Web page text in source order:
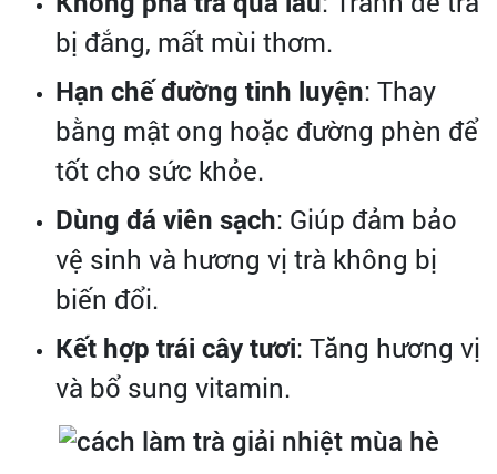
bị đắng, mất mùi thơm.
Hạn chế đường tinh luyện: Thay
bằng mật ong hoặc đường phèn để
tốt cho sức khỏe.
Dùng đá viên sạch: Giúp đảm bảo
vệ sinh và hương vị trà không bị
biến đổi.
Kết hợp trái cây tươi: Tăng hương vị
và bổ sung vitamin.